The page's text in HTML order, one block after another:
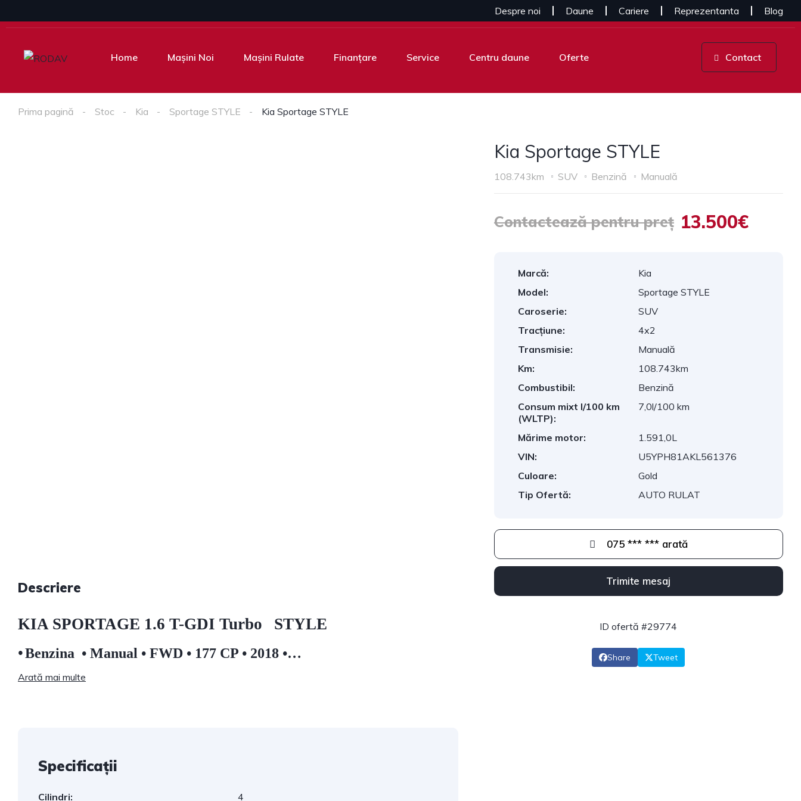
Despre noi Daune Cariere Reprezentanta Blog
Home Mașini Noi Mașini Rulate Finanțare Service Centru daune Oferte Contact
Prima pagină Stoc Kia Sportage STYLE Kia Sportage STYLE
Descriere
KIA SPORTAGE 1.6 T-GDI Turbo STYLE
•Benzina • Manual • FWD • 177 CP • 2018 •…
Arată mai multe
Specificații
Cilindri:
4
Kia Sportage STYLE
108.743km SUV Benzină Manuală
Contactează pentru preț 13.500€
Marcă:
Kia
Model:
Sportage STYLE
Caroserie:
SUV
Tracțiune:
4x2
Transmisie:
Manuală
Km:
108.743km
Combustibil:
Benzină
Consum mixt l/100 km
(WLTP):
7,0l/100 km
Mărime motor:
1.591,0L
VIN:
U5YPH81AKL561376
Culoare:
Gold
Tip Ofertă:
AUTO RULAT
075 *** *** arată
Trimite mesaj
ID ofertă #29774
Share Tweet